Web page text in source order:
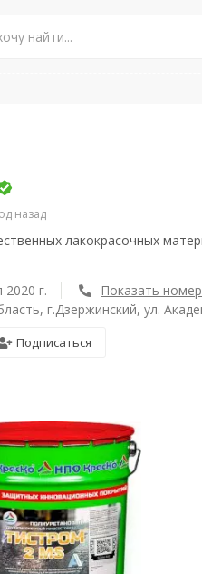
назад
лакокрасочных
г.
Показать номер
г.Дзержинский, ул.
Подписаться